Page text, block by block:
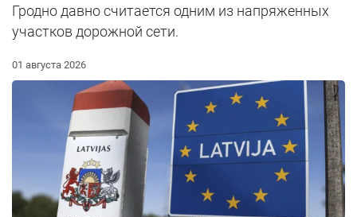
Гродно давно считается одним из напряженных
участков дорожной сети.
01 августа 2026